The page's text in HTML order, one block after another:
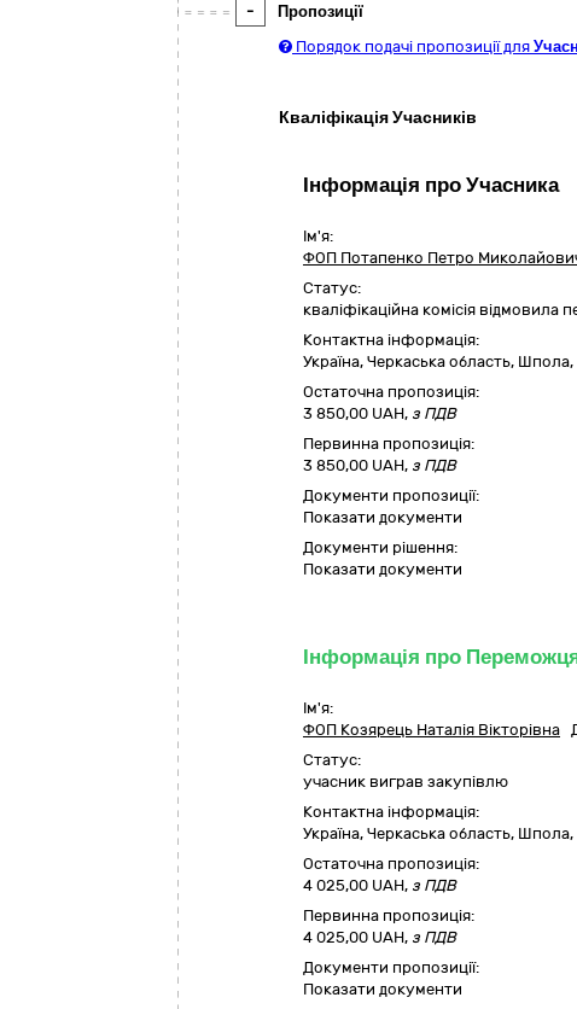
-
Пропозиції
Порядок подачі пропозиції для
Кваліфікація Учасників
Інформація про Учасника
Ім'я:
ФОП Потапенко Петро
Статус:
кваліфікаційна комісія відмовила
Контактна інформація:
Україна, Черкаська область, Шпола,
Остаточна пропозиція:
3 850,00 UAH, з ПДВ
Первинна пропозиція:
3 850,00 UAH, з ПДВ
Документи пропозиції:
Показати документи
Документи рішення:
Показати документи
Інформація про
Ім'я:
ФОП Козярець Наталія Вікторівна
Статус:
учасник виграв закупівлю
Контактна інформація:
Україна, Черкаська область, Шпола,
Остаточна пропозиція:
4 025,00 UAH, з ПДВ
Первинна пропозиція:
4 025,00 UAH, з ПДВ
Документи пропозиції:
Показати документи